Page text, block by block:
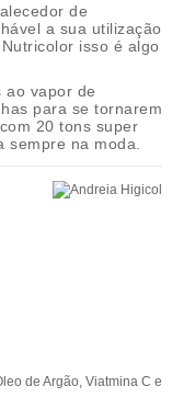
de
a sua utilização
isso é algo
ao vapor de
para se tornarem
20 tons super
sempre na moda.
de Argão, Viatmina C e